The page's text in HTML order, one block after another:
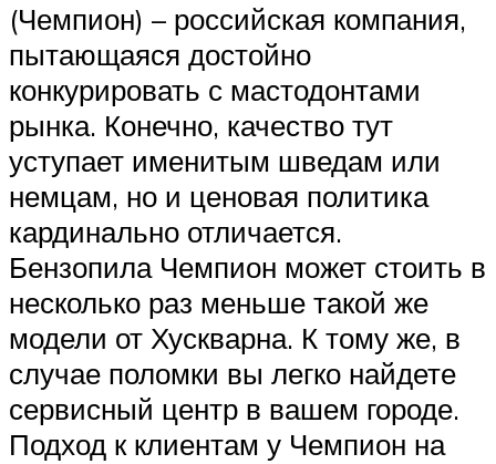
(Чемпион) – российская компания,
пытающаяся достойно
конкурировать с мастодонтами
рынка. Конечно, качество тут
уступает именитым шведам или
немцам, но и ценовая политика
кардинально отличается.
Бензопила Чемпион может стоить в
несколько раз меньше такой же
модели от Хускварна. К тому же, в
случае поломки вы легко найдете
сервисный центр в вашем городе.
Подход к клиентам у Чемпион на